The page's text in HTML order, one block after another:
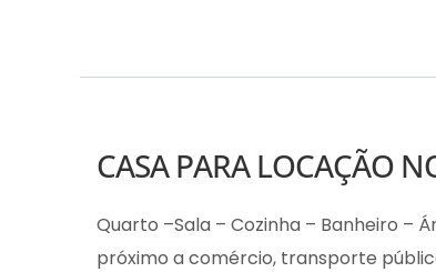
CASA PARA LOCAÇÃO
Quarto –Sala – Cozinha – Banheiro –
próximo a comércio, transporte